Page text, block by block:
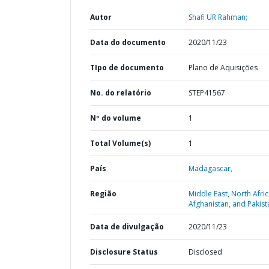
Autor Shafi UR Rahman;
Data do documento 2020/11/23
TIpo de documento Plano de Aquisições
No. do relatório STEP41567
Nº do volume 1
Total Volume(s) 1
País Madagascar,
Região
Middle East, North
Afghanistan, and
Data de divulgação 2020/11/23
Disclosure Status Disclosed